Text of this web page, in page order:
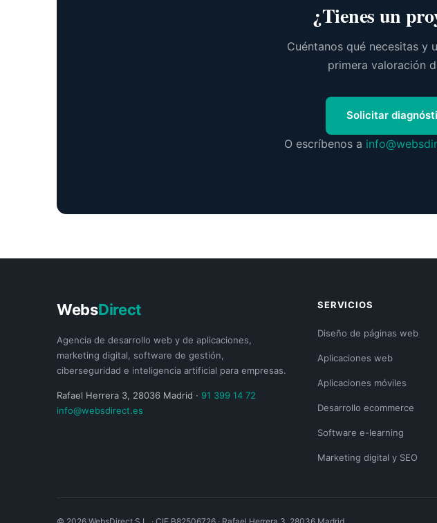
¿Tienes un
Cuéntanos qué necesitas y
primera valoración
Solicitar
O escríbenos a
WebsDirect
Agencia de desarrollo web y de aplicaciones,
marketing digital, software de gestión,
ciberseguridad e inteligencia artificial para empresas.
Rafael Herrera 3, 28036 Madrid · 91 399 14 72
info@websdirect.es
SERVICIOS
Diseño de páginas web
Aplicaciones web
Aplicaciones móviles
Desarrollo ecommerce
Software e-learning
Marketing digital y SEO